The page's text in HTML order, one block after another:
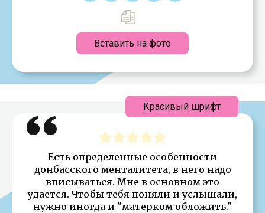
Вставить на фото
Есть определенные особенности
донбасского менталитета, в него надо
вписываться. Мне в основном это
удается. Чтобы тебя поняли и услышали,
нужно иногда и "матерком обложить."
Красивый шрифт